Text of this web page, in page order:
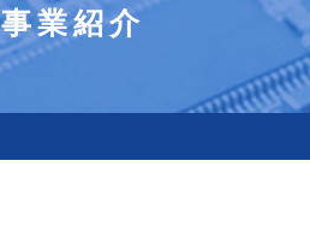
事業紹介